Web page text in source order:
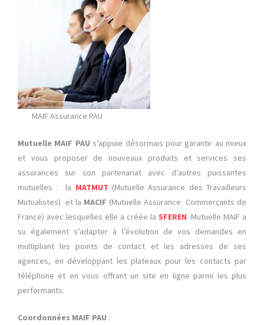
MAIF Assurance PAU
Mutuelle MAIF PAU s’appuie désormais pour garantir au mieux
et vous proposer de nouveaux produits et services ses
assurances sur son partenariat avec d’autres puissantes
mutuelles : la MATMUT (Mutuelle Assurance des Travailleurs
Mutualistes) et la MACIF (Mutuelle Assurance Commerçants de
France) avec lesquelles elle a créée la SFEREN. Mutuelle MAIF a
su également s’adapter à l’évolution de vos demandes en
multipliant les points de contact et les adresses de ses
agences, en développant les plateaux pour les contacts par
téléphone et en vous offrant un site en ligne parmi les plus
performants.
Coordonnées MAIF PAU :